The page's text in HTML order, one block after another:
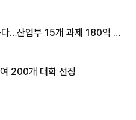
…산업부 15개 과제 180억 지
200개 대학 선정